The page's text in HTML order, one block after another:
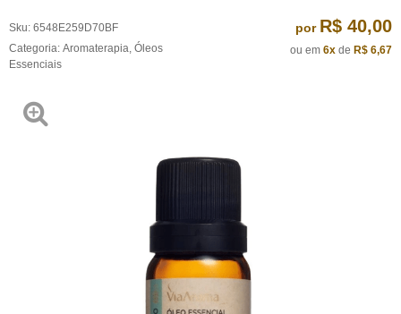
Sku: 6548E259D70BF
Categoria: Aromaterapia Óleos
Essenciais
por R$ 40,00
ou em 6x de R$ 6,67